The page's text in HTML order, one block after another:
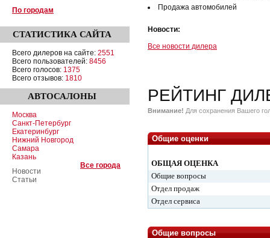
По городам
СТАТИСТИКА САЙТА
Всего дилеров на сайте: 2551
Всего пользователей: 8456
Всего голосов: 1375
Всего отзывов: 1810
АВТОСАЛОНЫ
Москва
Санкт-Петербург
Екатеринбург
Нижний Новгород
Самара
Казань
Все города
Новости
Статьи
Продажа автомобилей
Новости:
Все новости дилера
РЕЙТИНГ
Внимание! Для сохранения Вашего
Общие оценки
ОБЩАЯ ОЦЕНКА
Общие вопросы
Отдел продаж
Отдел сервиса
Общие вопросы